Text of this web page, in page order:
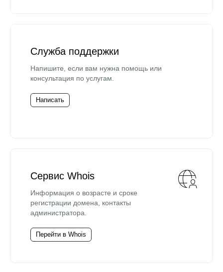
Служба поддержки
Напишите, если вам нужна помощь или
консультация по услугам.
Написать
Сервис Whois
Информация о возрасте и сроке
регистрации домена, контакты
администратора.
Перейти в Whois